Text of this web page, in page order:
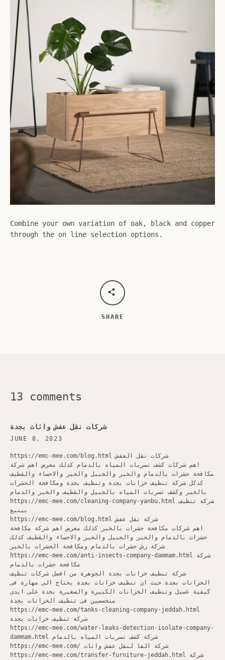
Combine your own variation of oak, black and copper
through the on line selection options.
SHARE
13 comments
شركات نقل عفش واثاث بجدة
JUNE 8, 2023
https://emc-mee.com/blog.html شركات نقل العفش
اهم شركات كشف تسربات المياه بالدمام كذلك معرض اهم شركة
مكافحة حشرات بالدمام والخبر والجبيل والخبر والاحساء والقطيف
كذكل شركة تنظيف خزانات بجدة وتنظيف بجدة ومكافحة الحشرات
بالخبر وكشف تسربات المياه بالجبيل والقطيف والخبر والدمام
https://emc-mee.com/cleaning-company-yanbu.html شركة تنظيف
بينبع
https://emc-mee.com/blog.html شركة نقل عفش
اهم شركات مكافحة حشرات بالخبر كذلك معرض اهم شركة مكافحة
حشرات بالدمام والخبر والجبيل والخبر والاحساء والقطيف كذلك
شركة رش حشرات بالدمام ومكافحة الحشرات بالخبر
https://emc-mee.com/anti-insects-company-dammam.html شركة
مكافحة حشرات بالدمام
شركة تنظيف خزانات بجدة الجوهرة من افضل شركات تنظيف
الخزانات بجدة حيث ان تنظيف خزانات بجدة يحتاج الى مهارة فى
كيفية غسيل وتنظيف الخزانات الكبيرة والصغيرة بجدة على ايدى
متخصصين فى تنظيف الخزانات بجدة
https://emc-mee.com/tanks-cleaning-company-jeddah.html
شركة تنظيف خزانات بجدة
https://emc-mee.com/water-leaks-detection-isolate-company-
dammam.html شركة كشف تسربات المياه بالدمام
https://emc-mee.com/ شركة الفا لنقل عفش واثاث
https://emc-mee.com/transfer-furniture-jeddah.html شركة